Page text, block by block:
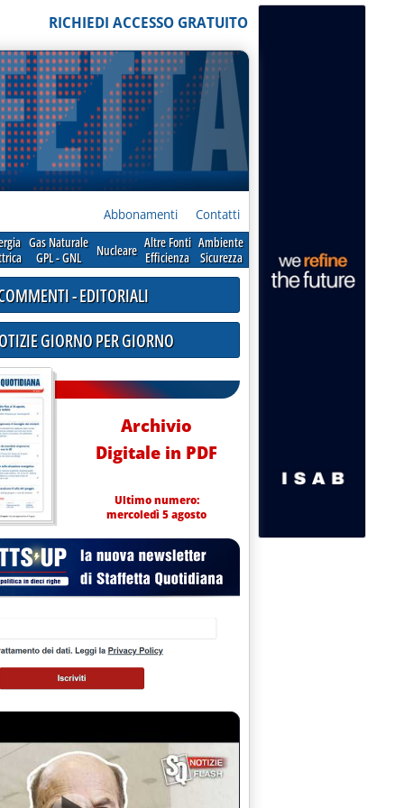
RICHIEDI ACCESSO GRATUITO
Abbonamenti Contatti
Gas Naturale
GPL - GNL
Nucleare Altre Fonti
Efficienza
Ambiente
Sicurezza
2001 alle 15.28.
PER “TETTI” FOTOVOLTAICI'
- EDITORIALI
GIORNO PER GIORNO
Archivio
Digitale in PDF
Ultimo numero:
mercoledì 5 agosto